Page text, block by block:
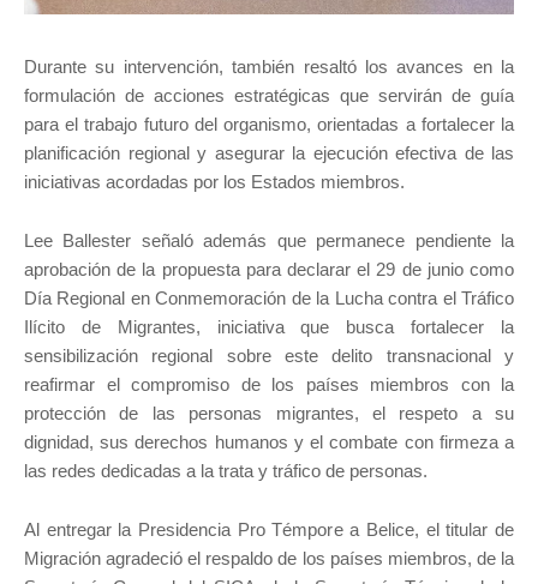
Durante su intervención, también resaltó los avances en la
formulación de acciones estratégicas que servirán de guía
para el trabajo futuro del organismo, orientadas a fortalecer la
planificación regional y asegurar la ejecución efectiva de las
iniciativas acordadas por los Estados miembros.
Lee Ballester señaló además que permanece pendiente la
aprobación de la propuesta para declarar el 29 de junio como
Día Regional en Conmemoración de la Lucha contra el Tráfico
Ilícito de Migrantes, iniciativa que busca fortalecer la
sensibilización regional sobre este delito transnacional y
reafirmar el compromiso de los países miembros con la
protección de las personas migrantes, el respeto a su
dignidad, sus derechos humanos y el combate con firmeza a
las redes dedicadas a la trata y tráfico de personas.
Al entregar la Presidencia Pro Témpore a Belice, el titular de
Migración agradeció el respaldo de los países miembros, de la